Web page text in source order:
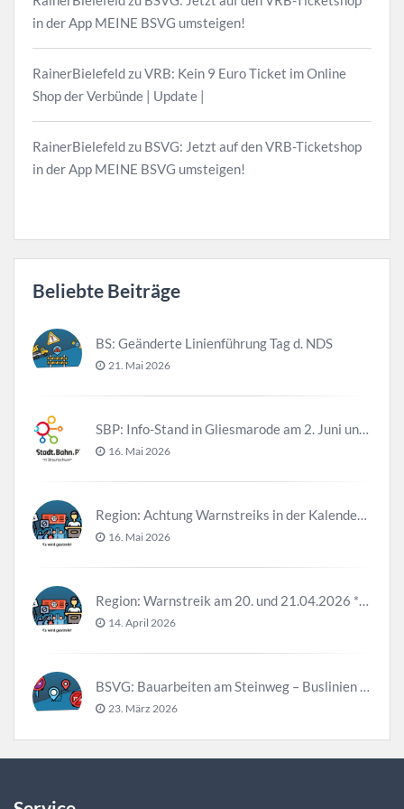
in der App MEINE BSVG umsteigen!
RainerBielefeldzuVRB: Kein 9 Euro Ticket im Online
Shop der Verbünde | Update |
RainerBielefeldzu BSVG: Jetzt auf den VRB-Ticketshop
in der App MEINE BSVG umsteigen!
Beliebte Beiträge
BS: Geänderte Linienführung Tag d. NDS
21. Mai 2026
16. Mai 2026
16. Mai 2026
14. April 2026
23. März 2026